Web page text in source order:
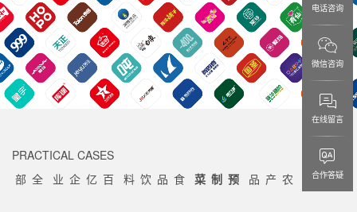
PRACTICAL CASES
全部 百亿企业 食品饮料 预制菜 农产品 央
/
国企
电话咨询
微信咨询
在线留言
合作答疑